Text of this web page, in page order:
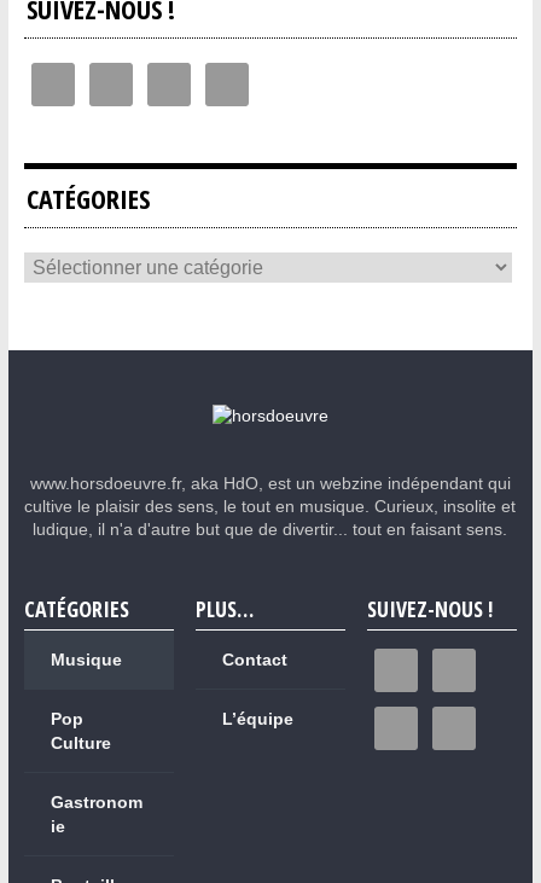
SUIVEZ-NOUS !
CATÉGORIES
www.horsdoeuvre.fr, aka HdO, est un webzine indépendant qui
cultive le plaisir des sens, le tout en musique. Curieux, insolite et
ludique, il n'a d'autre but que de divertir... tout en faisant sens.
CATÉGORIES
Musique
Pop
Culture
Gastronom
ie
PLUS…
Contact
L’équipe
SUIVEZ-NOUS !